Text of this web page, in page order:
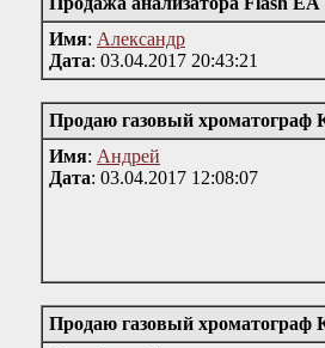
Имя: Александр
Дата: 03.04.2017 20:43:21
Продаю газовый хроматограф
Имя: Андрей
Дата: 03.04.2017 12:08:07
Продаю газовый хроматограф